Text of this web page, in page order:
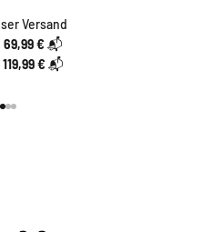
Versand
69,99 €📬
119,99 €📬